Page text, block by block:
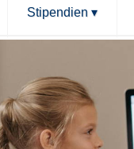
Stipendien ▾